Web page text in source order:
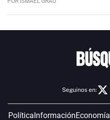
Seguinos en:
PolíticaInformaciónEconomía